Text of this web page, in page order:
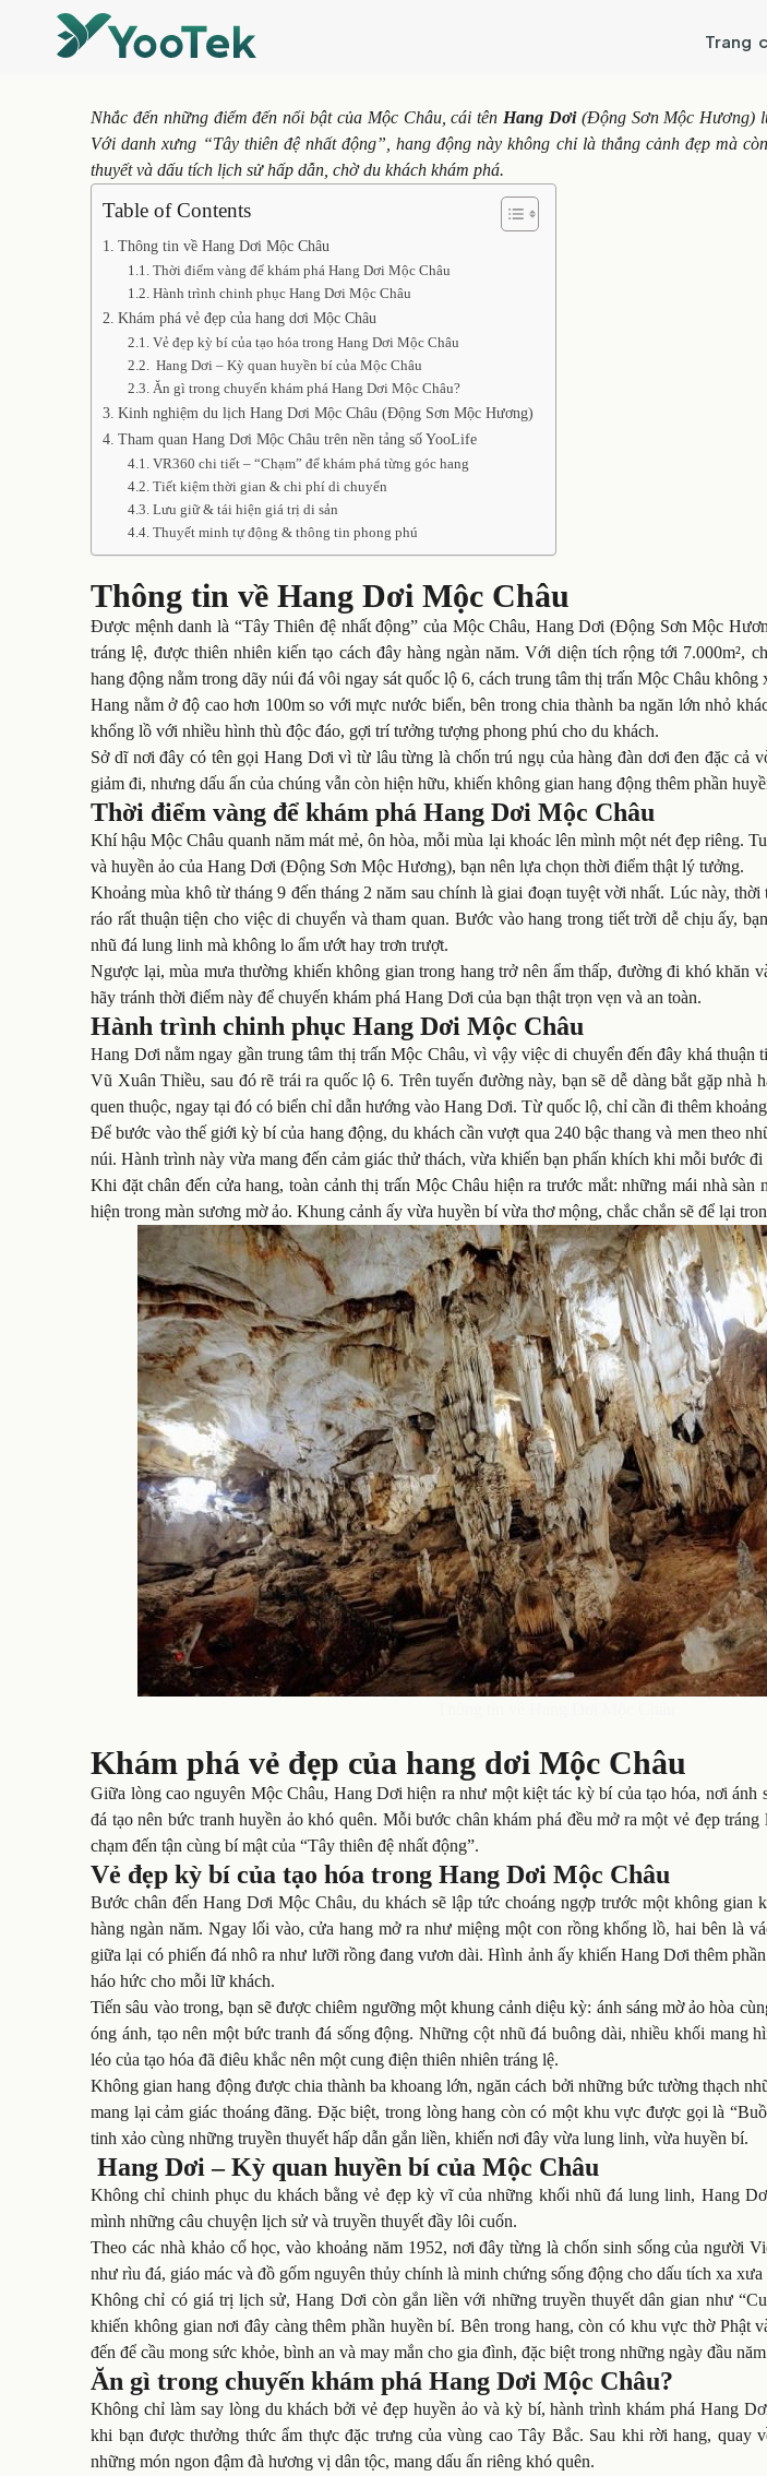
Trang
Nhắc đến những điểm đến nổi bật của Mộc Châu, cái tên Hang Dơi(Động Sơn Mộc Hương)
Với danh xưng “Tây thiên đệ nhất động”, hang động này không chỉ là thắng cảnh đẹp mà
thuyết và dấu tích lịch sử hấp dẫn, chờ du khách khám phá.
Table of Contents
Thông tin về Hang Dơi Mộc Châu
Thời điểm vàng để khám phá Hang Dơi Mộc Châu
Hành trình chinh phục Hang Dơi Mộc Châu
Khám phá vẻ đẹp của hang dơi Mộc Châu
Vẻ đẹp kỳ bí của tạo hóa trong Hang Dơi Mộc Châu
Hang Dơi – Kỳ quan huyền bí của Mộc Châu
Ăn gì trong chuyến khám phá Hang Dơi Mộc Châu?
Kinh nghiệm du lịch Hang Dơi Mộc Châu (Động Sơn Mộc Hương)
Tham quan Hang Dơi Mộc Châu trên nền tảng số YooLife
VR360 chi tiết – “Chạm” để khám phá từng góc hang
Tiết kiệm thời gian & chi phí di chuyển
Lưu giữ & tái hiện giá trị di sản
Thuyết minh tự động & thông tin phong phú
Thông tin về Hang Dơi Mộc Châu
Được mệnh danh là “Tây Thiên đệ nhất động” của Mộc Châu, Hang Dơi (Động Sơn Mộc
tráng lệ, được thiên nhiên kiến tạo cách đây hàng ngàn năm. Với diện tích rộng tới 7.000m²,
hang động nằm trong dãy núi đá vôi ngay sát quốc lộ 6, cách trung tâm thị trấn Mộc Châu không
Hang nằm ở độ cao hơn 100m so với mực nước biển, bên trong chia thành ba ngăn lớn nhỏ
khổng lồ với nhiều hình thù độc đáo, gợi trí tưởng tượng phong phú cho du khách.
Sở dĩ nơi đây có tên gọi Hang Dơi vì từ lâu từng là chốn trú ngụ của hàng đàn dơi đen đặc cả
giảm đi, nhưng dấu ấn của chúng vẫn còn hiện hữu, khiến không gian hang động thêm phần
Thời điểm vàng để khám phá Hang Dơi Mộc Châu
Khí hậu Mộc Châu quanh năm mát mẻ, ôn hòa, mỗi mùa lại khoác lên mình một nét đẹp riêng.
và huyền ảo của Hang Dơi (Động Sơn Mộc Hương), bạn nên lựa chọn thời điểm thật lý tưởng.
Khoảng mùa khô từ tháng 9 đến tháng 2 năm sau chính là giai đoạn tuyệt vời nhất. Lúc này,
ráo rất thuận tiện cho việc di chuyển và tham quan. Bước vào hang trong tiết trời dễ chịu ấy,
nhũ đá lung linh mà không lo ẩm ướt hay trơn trượt.
Ngược lại, mùa mưa thường khiến không gian trong hang trở nên ẩm thấp, đường đi khó khăn
hãy tránh thời điểm này để chuyến khám phá Hang Dơi của bạn thật trọn vẹn và an toàn.
Hành trình chinh phục Hang Dơi Mộc Châu
Hang Dơi nằm ngay gần trung tâm thị trấn Mộc Châu, vì vậy việc di chuyển đến đây khá thuận
Vũ Xuân Thiều, sau đó rẽ trái ra quốc lộ 6. Trên tuyến đường này, bạn sẽ dễ dàng bắt gặp nhà
quen thuộc, ngay tại đó có biển chỉ dẫn hướng vào Hang Dơi. Từ quốc lộ, chỉ cần đi thêm
Để bước vào thế giới kỳ bí của hang động, du khách cần vượt qua 240 bậc thang và men theo
núi. Hành trình này vừa mang đến cảm giác thử thách, vừa khiến bạn phấn khích khi mỗi bước
Khi đặt chân đến cửa hang, toàn cảnh thị trấn Mộc Châu hiện ra trước mắt: những mái nhà sàn
hiện trong màn sương mờ ảo. Khung cảnh ấy vừa huyền bí vừa thơ mộng, chắc chắn sẽ để lại
Khám phá vẻ đẹp của hang dơi Mộc Châu
Giữa lòng cao nguyên Mộc Châu, Hang Dơi hiện ra như một kiệt tác kỳ bí của tạo hóa, nơi ánh
đá tạo nên bức tranh huyền ảo khó quên. Mỗi bước chân khám phá đều mở ra một vẻ đẹp
chạm đến tận cùng bí mật của “Tây thiên đệ nhất động”.
Vẻ đẹp kỳ bí của tạo hóa trong Hang Dơi Mộc Châu
Bước chân đến Hang Dơi Mộc Châu, du khách sẽ lập tức choáng ngợp trước một không gian
hàng ngàn năm. Ngay lối vào, cửa hang mở ra như miệng một con rồng khổng lồ, hai bên là
giữa lại có phiến đá nhô ra như lưỡi rồng đang vươn dài. Hình ảnh ấy khiến Hang Dơi thêm
háo hức cho mỗi lữ khách.
Tiến sâu vào trong, bạn sẽ được chiêm ngưỡng một khung cảnh diệu kỳ: ánh sáng mờ ảo hòa
óng ánh, tạo nên một bức tranh đá sống động. Những cột nhũ đá buông dài, nhiều khối mang
léo của tạo hóa đã điêu khắc nên một cung điện thiên nhiên tráng lệ.
Không gian hang động được chia thành ba khoang lớn, ngăn cách bởi những bức tường thạch
mang lại cảm giác thoáng đãng. Đặc biệt, trong lòng hang còn có một khu vực được gọi là
tinh xảo cùng những truyền thuyết hấp dẫn gắn liền, khiến nơi đây vừa lung linh, vừa huyền bí.
Hang Dơi – Kỳ quan huyền bí của Mộc Châu
Không chỉ chinh phục du khách bằng vẻ đẹp kỳ vĩ của những khối nhũ đá lung linh, Hang
mình những câu chuyện lịch sử và truyền thuyết đầy lôi cuốn.
Theo các nhà khảo cổ học, vào khoảng năm 1952, nơi đây từng là chốn sinh sống của người
như rìu đá, giáo mác và đồ gốm nguyên thủy chính là minh chứng sống động cho dấu tích xa
Không chỉ có giá trị lịch sử, Hang Dơi còn gắn liền với những truyền thuyết dân gian như
khiến không gian nơi đây càng thêm phần huyền bí. Bên trong hang, còn có khu vực thờ Phật
đến để cầu mong sức khỏe, bình an và may mắn cho gia đình, đặc biệt trong những ngày đầu
Ăn gì trong chuyến khám phá Hang Dơi Mộc Châu?
Không chỉ làm say lòng du khách bởi vẻ đẹp huyền ảo và kỳ bí, hành trình khám phá Hang
khi bạn được thưởng thức ẩm thực đặc trưng của vùng cao Tây Bắc. Sau khi rời hang, quay
những món ngon đậm đà hương vị dân tộc, mang dấu ấn riêng khó quên.